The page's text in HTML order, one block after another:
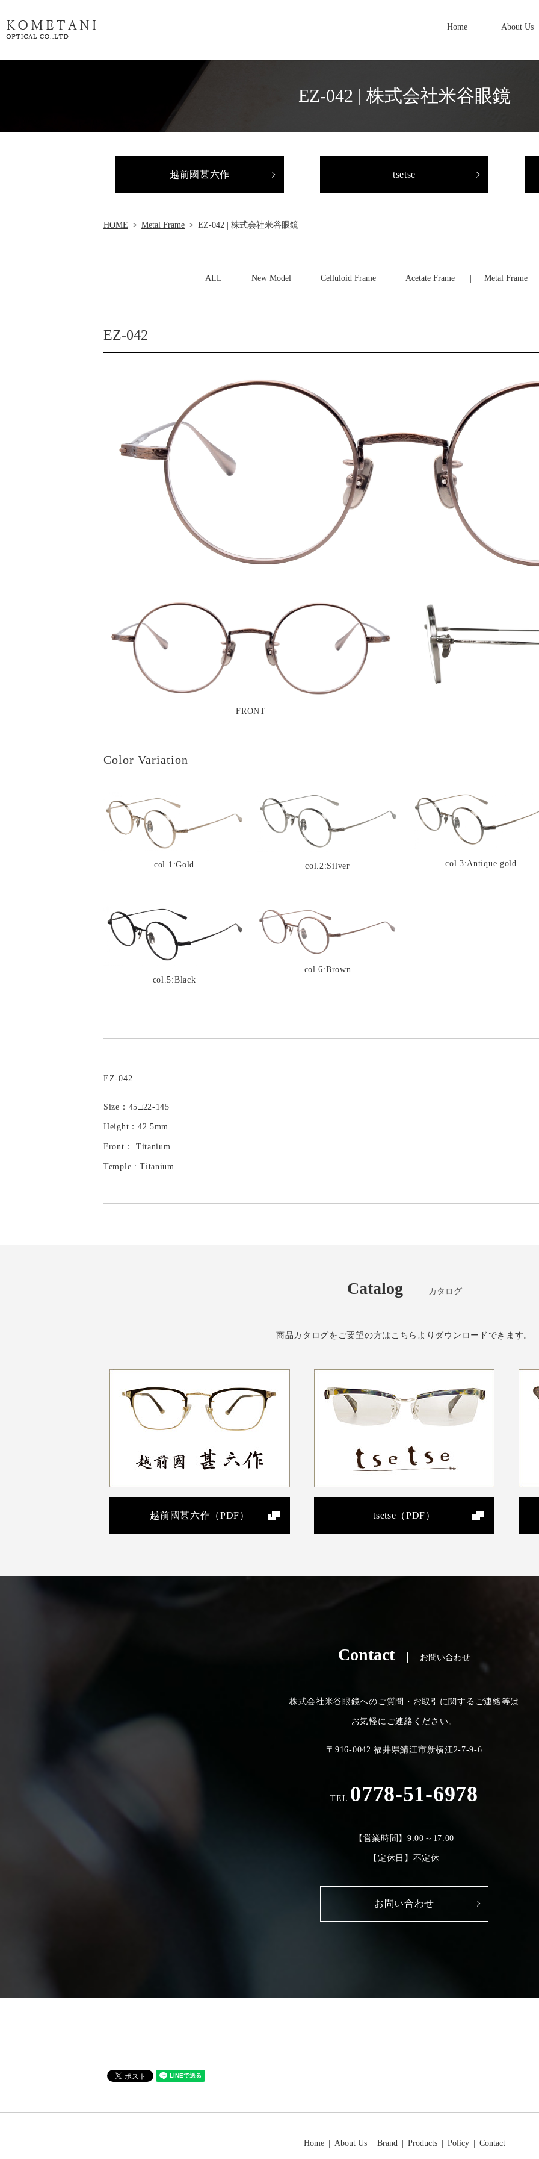
Home About Us
EZ-042 | 株式会社米谷眼鏡
越前國甚六作 tsetse
HOME Metal Frame EZ-042 | 株式会社米谷眼鏡
ALL New Model Celluloid Frame Acetate Frame Metal Frame
EZ-042
FRONT
Color Variation
col.1:Gold col.2:Silver col.3:Antique gold
col.5:Black
col.6:Brown
EZ-042
Size：45□22-145
Height：42.5mm
Front： Titanium
Temple : Titanium
Catalog カタログ
商品カタログをご要望の方はこちらよりダウンロードできます。
越前國甚六作（PDF） tsetse（PDF）
Contact お問い合わせ
株式会社米谷眼鏡へのご質問・お取引に関するご連絡等は
お気軽にご連絡ください。
〒916-0042 福井県鯖江市新横江2-7-9-6
TEL 0778-51-6978
【営業時間】9:00～17:00
【定休日】不定休
お問い合わせ
Home About Us Brand Products Policy Contact